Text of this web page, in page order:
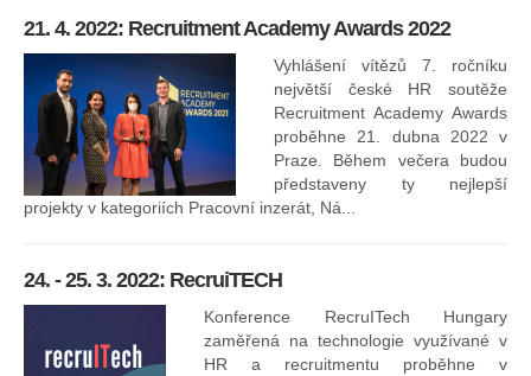
21. 4. 2022: Recruitment Academy Awards 2022
Vyhlášení vítězů 7. ročníku
největší české HR soutěže
Recruitment Academy Awards
proběhne 21. dubna 2022 v
Praze. Během večera budou
představeny ty nejlepší
projekty v kategoriích Pracovní inzerát, Ná...
24. - 25. 3. 2022: RecruiTECH
Konference RecruITech Hungary
zaměřená na technologie využívané v
HR a recruitmentu proběhne v